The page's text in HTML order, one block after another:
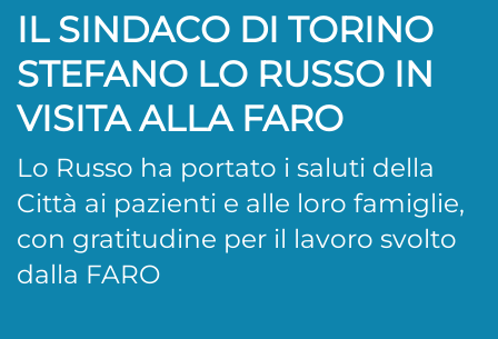
IL SINDACO DI TORINO
STEFANO LO RUSSO IN
VISITA ALLA FARO
Lo Russo ha portato i saluti della
Città ai pazienti e alle loro famiglie,
con gratitudine per il lavoro svolto
dalla FARO